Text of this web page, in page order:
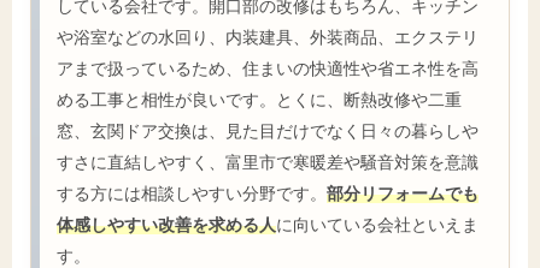
している会社です。開口部の改修はもちろん、キッチン
や浴室などの水回り、内装建具、外装商品、エクステリ
アまで扱っているため、住まいの快適性や省エネ性を高
める工事と相性が良いです。とくに、断熱改修や二重
窓、玄関ドア交換は、見た目だけでなく日々の暮らしや
すさに直結しやすく、富里市で寒暖差や騒音対策を意識
する方には相談しやすい分野です。 部分リフォームでも
体感しやすい改善を求める人に向いている会社といえま
す。